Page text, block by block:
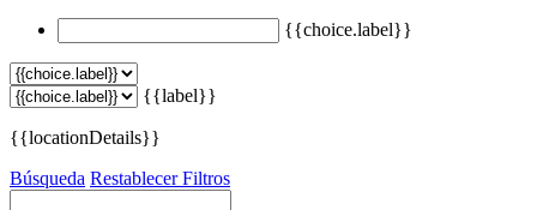
{{choice.label}}
{{label}}
{{locationDetails}}
Búsqueda Restablecer Filtros